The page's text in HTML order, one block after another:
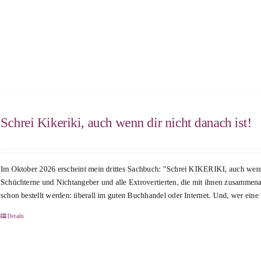
Schrei Kikeriki, auch wenn dir nicht danach ist!
Im Oktober 2026 erscheint mein drittes Sachbuch: "Schrei KIKERIKI, auch
Schüchterne und Nichtangeber und alle Extrovertierten, die mit ihnen
schon bestellt werden: überall im guten Buchhandel oder Internet. Und, wer
Details